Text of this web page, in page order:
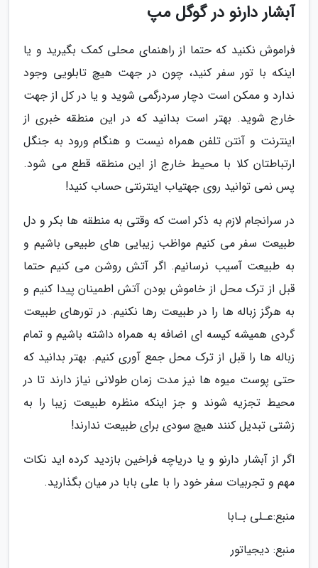
آبشار دارنو در گوگل مپ
فراموش نکنید که حتما از راهنمای محلی کمک بگیرید و یا
اینکه با تور سفر کنید، چون در جهت هیچ تابلویی وجود
ندارد و ممکن است دچار سردرگمی شوید و یا در کل از جهت
خارج شوید. بهتر است بدانید که در این منطقه خبری از
اینترنت و آنتن تلفن همراه نیست و هنگام ورود به جنگل
ارتباطتان کلا با محیط خارج از این منطقه قطع می شود.
پس نمی توانید روی جهتیاب اینترنتی حساب کنید!
در سرانجام لازم به ذکر است که وقتی به منطقه ها بکر و دل
طبیعت سفر می کنیم مواظب زیبایی های طبیعی باشیم و
به طبیعت آسیب نرسانیم. اگر آتش روشن می کنیم حتما
قبل از ترک محل از خاموش بودن آتش اطمینان پیدا کنیم و
به هرگز زباله ها را در طبیعت رها نکنیم. در تورهای طبیعت
گردی همیشه کیسه ای اضافه به همراه داشته باشیم و تمام
زباله ها را قبل از ترک محل جمع آوری کنیم. بهتر بدانید که
حتی پوست میوه ها نیز مدت زمان طولانی نیاز دارند تا در
محیط تجزیه شوند و جز اینکه منظره طبیعت زیبا را به
زشتی تبدیل کنند هیچ سودی برای طبیعت ندارند!
اگر از آبشار دارنو و یا دریاچه فراخین بازدید کرده اید نکات
مهم و تجربیات سفر خود را با علی بابا در میان بگذارید.
منبع:عـلی بـابا
منبع: دیجیاتور